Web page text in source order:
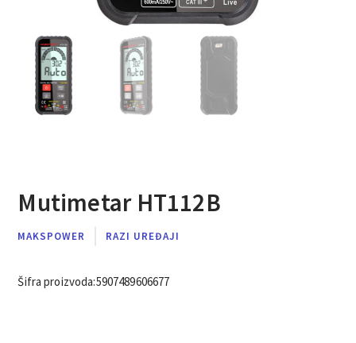
Mutimetar HT112B
MAKSPOWER RAZI UREĐAJI
Šifra proizvoda:5907489606677